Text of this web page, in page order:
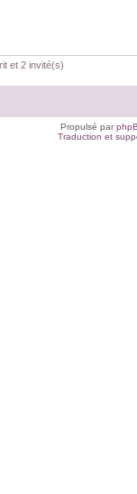
et 2 invité(s)
Propulsé par
Traduction et